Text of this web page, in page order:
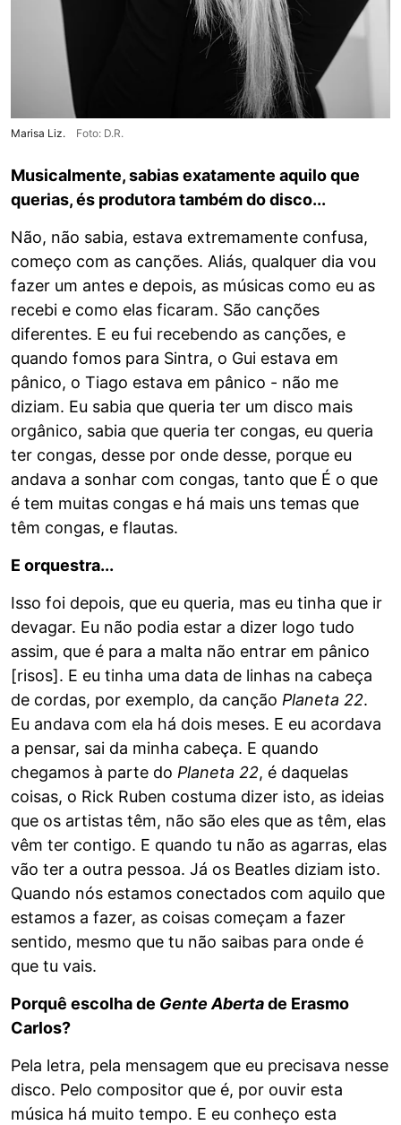
Marisa Liz. Foto: D.R.
Musicalmente, sabias exatamente aquilo que
querias, és produtora também do disco...
Não, não sabia, estava extremamente confusa,
começo com as canções. Aliás, qualquer dia vou
fazer um antes e depois, as músicas como eu as
recebi e como elas ficaram. São canções
diferentes. E eu fui recebendo as canções, e
quando fomos para Sintra, o Gui estava em
pânico, o Tiago estava em pânico - não me
diziam. Eu sabia que queria ter um disco mais
orgânico, sabia que queria ter congas, eu queria
ter congas, desse por onde desse, porque eu
andava a sonhar com congas, tanto que É o que
é tem muitas congas e há mais uns temas que
têm congas, e flautas.
E orquestra...
Isso foi depois, que eu queria, mas eu tinha que ir
devagar. Eu não podia estar a dizer logo tudo
assim, que é para a malta não entrar em pânico
[risos]. E eu tinha uma data de linhas na cabeça
de cordas, por exemplo, da canção Planeta 22.
Eu andava com ela há dois meses. E eu acordava
a pensar, sai da minha cabeça. E quando
chegamos à parte do Planeta 22, é daquelas
coisas, o Rick Ruben costuma dizer isto, as ideias
que os artistas têm, não são eles que as têm, elas
vêm ter contigo. E quando tu não as agarras, elas
vão ter a outra pessoa. Já os Beatles diziam isto.
Quando nós estamos conectados com aquilo que
estamos a fazer, as coisas começam a fazer
sentido, mesmo que tu não saibas para onde é
que tu vais.
Porquê escolha de Gente Abertade Erasmo
Carlos?
Pela letra, pela mensagem que eu precisava nesse
disco. Pelo compositor que é, por ouvir esta
música há muito tempo. E eu conheço esta